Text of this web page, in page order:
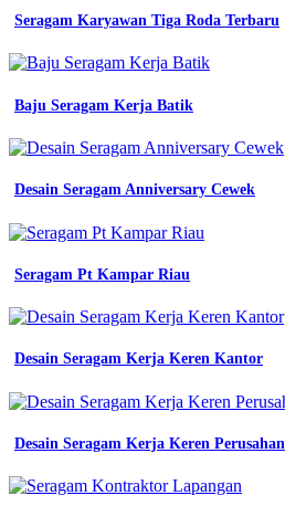
yang
untuk
seragam
kerja
elemen
penting
Bahan
Jersey
desain
seragam
konveksi
contoh
kemeja
untuk
kantor
kemeja
pria
Seragam Karyawan Tiga Roda Terbaru
Baju Seragam Kerja Batik
Desain Seragam Anniversary Cewek
Seragam Pt Kampar Riau
Desain Seragam Kerja Keren Kantor
Desain Seragam Kerja Keren Perusahan